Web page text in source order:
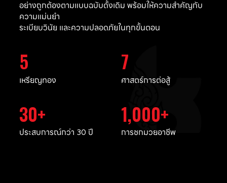
อย่างถูกต้องตามแบบฉบับดั้งเดิม พร้อมให้ความสำคัญกับ
ความแม่นยำ
ระเบียบวินัย และความปลอดภัยในทุกขั้นตอน
5
เหรียญทอง
7
ศาสตร์การต่อสู้
30
ประสบการณ์กว่า 30 ปี
1,000
การชกมวยอาชีพ